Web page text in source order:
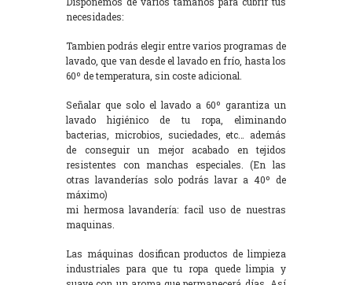
necesidades:
Tambien podrás elegir entre varios programas de
lavado, que van desde el lavado en frío, hasta los
60º de temperatura, sin coste adicional.
Señalar que solo el lavado a 60º garantiza un
lavado higiénico de tu ropa, eliminando
bacterias, microbios, suciedades, etc… además
de conseguir un mejor acabado en tejidos
resistentes con manchas especiales. (En las
otras lavanderías solo podrás lavar a 40º de
máximo)
mi hermosa lavandería: facil uso de nuestras
maquinas.
Las máquinas dosifican productos de limpieza
industriales para que tu ropa quede limpia y